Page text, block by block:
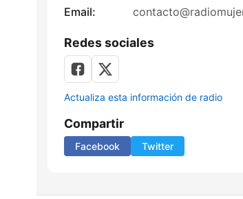
Email:
Redes sociales
Actualiza esta información de radio
Compartir
Facebook Twitter